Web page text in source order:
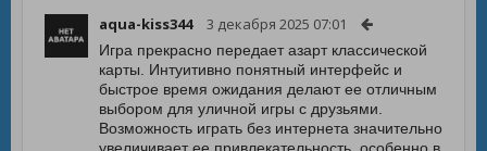
aqua-kiss344 3 декабря 2025 07:01
Игра прекрасно передает азарт классической
карты. Интуитивно понятный интерфейс и
быстрое время ожидания делают ее отличным
выбором для уличной игры с друзьями.
Возможность играть без интернета значительно